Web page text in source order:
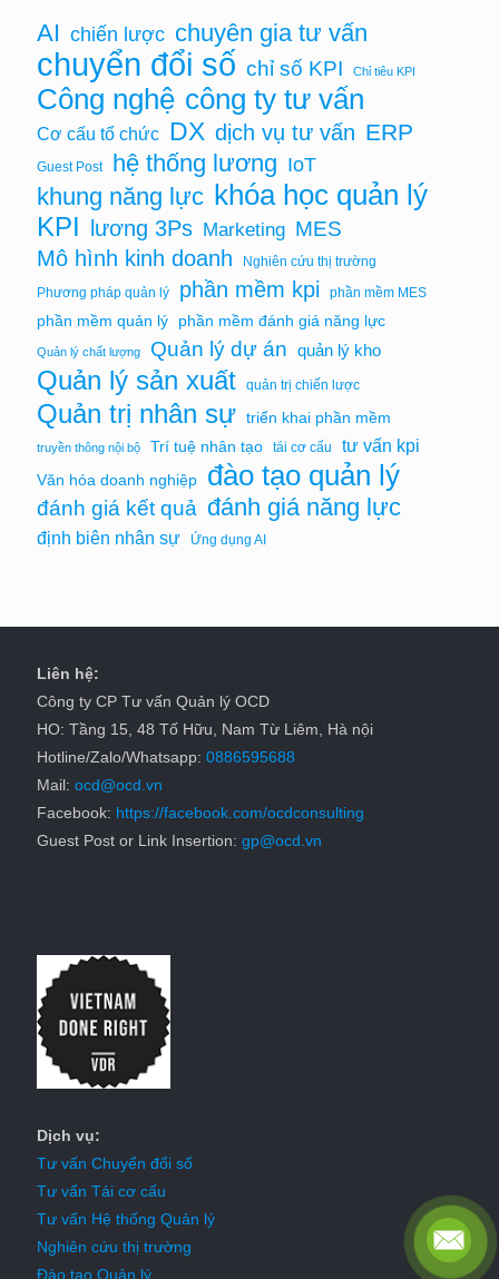
AI chiến lược chuyên gia tư vấn
chuyển đổi số chỉ số KPI Chỉ tiêu KPI
Công nghệ công ty tư vấn
Cơ cấu tổ chức DX dịch vụ tư vấn ERP
Guest Post hệ thống lương IoT
khung năng lực khóa học quản lý
KPI lương 3Ps Marketing MES
Mô hình kinh doanh
Nghiên cứu thị trường
Phương pháp quản lý
phần mềm kpi phần mềm MES
phần mềm quản lý phần mềm đánh giá năng lực
Quản lý chất lượng Quản lý dự án quản lý kho
Quản lý sản xuất quản trị chiến lược
Quản trị nhân sự triển khai phần mềm
truyền thông nội bộ Trí tuệ nhân tạo tái cơ cấu tư vấn kpi
Văn hóa doanh nghiệp đào tạo quản lý
đánh giá kết quả đánh giá năng lực
định biên nhân sự Ứng dụng AI
Liên hệ:
Công ty CP Tư vấn Quản lý OCD
HO: Tầng 15, 48 Tố Hữu, Nam Từ Liêm, Hà nội
Hotline/Zalo/Whatsapp: 0886595688
Mail: ocd@ocd.vn
Facebook: https://facebook.com/ocdconsulting
Guest Post or Link Insertion: gp@ocd.vn
Dịch vụ:
Tư vấn Chuyển đổi số
Tư vấn Tái cơ cấu
Tư vấn Hệ thống Quản lý
Nghiên cứu thị trường
Đào tạo Quản lý